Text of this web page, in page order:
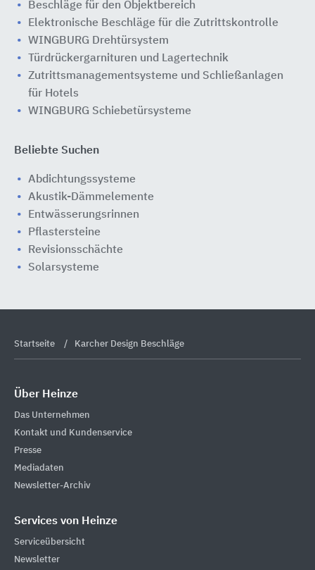
Beschläge für den Objektbereich
Elektronische Beschläge für die Zutrittskontrolle
WINGBURG Drehtürsystem
Türdrückergarnituren und Lagertechnik
Zutrittsmanagementsysteme und Schließanlagen
für Hotels
WINGBURG Schiebetürsysteme
Beliebte Suchen
Abdichtungssysteme
Akustik-Dämmelemente
Entwässerungsrinnen
Pflastersteine
Revisionsschächte
Solarsysteme
Startseite Karcher Design Beschläge
Über Heinze
Das Unternehmen
Kontakt und Kundenservice
Presse
Mediadaten
Newsletter-Archiv
Services von Heinze
Serviceübersicht
Newsletter